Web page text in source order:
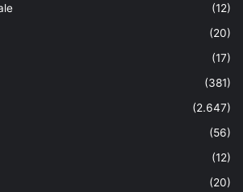
(12)
(20)
(17)
(381)
(2.647)
(56)
(12)
(20)